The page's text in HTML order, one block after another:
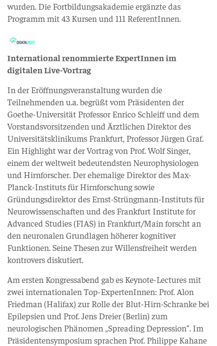
wurden. Die Fortbildungsakademie ergänzte das
Programm mit 43 Kursen und 111 ReferentInnen.
International renommierte ExpertInnen im
digitalen Live-Vortrag
In der Eröffnungsveranstaltung wurden die
Teilnehmenden u.a. begrüßt vom Präsidenten der
Goethe-Universität Professor Enrico Schleiff und dem
Vorstandsvorsitzenden und Ärztlichen Direktor des
Universitätsklinikums Frankfurt, Professor Jürgen Graf.
Ein Highlight war der Vortrag von Prof. Wolf Singer,
einem der weltweit bedeutendsten Neurophysiologen
und Hirnforscher. Der ehemalige Direktor des Max-
Planck-Instituts für Hirnforschung sowie
Gründungsdirektor des Ernst-Strüngmann-Instituts für
Neurowissenschaften und des Frankfurt Institute for
Advanced Studies (FIAS) in Frankfurt/Main forscht an
den neuronalen Grundlagen höherer kognitiver
Funktionen. Seine Thesen zur Willensfreiheit werden
kontrovers diskutiert.
Am ersten Kongressabend gab es Keynote-Lectures mit
zwei internationalen Top-ExpertenInnen: Prof. Alon
Friedman (Halifax) zur Rolle der Blut-Hirn-Schranke bei
Epilepsien und Prof. Jens Dreier (Berlin) zum
neurologischen Phänomen „Spreading Depression“. Im
Präsidentensymposium sprachen Prof. Philippe Kahane